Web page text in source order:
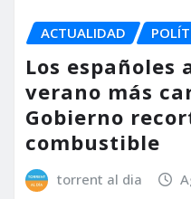
ACTUALIDAD
Los españoles
verano más
Gobierno
combustible
torrent al dia